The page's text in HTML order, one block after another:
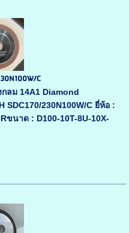
C
ลม 14A1 Diamond
SDC170/230N100W/C ยี่ห้อ :
ขนาด : D100-10T-8U-10X-